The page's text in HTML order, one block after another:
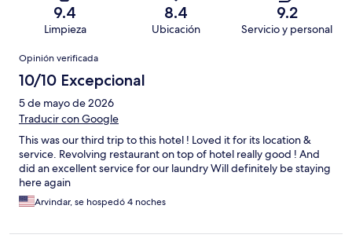
9.4
Limpieza
8.4
Ubicación
9.2
Servicio y personal
Opiniones
Opinión verificada
10/10 Excepcional
5 de mayo de 2026
Traducir con Google
This was our third trip to this hotel ! Loved it for its location &
service. Revolving restaurant on top of hotel really good ! And
did an excellent service for our laundry Will definitely be staying
here again
Arvindar, se hospedó 4 noches